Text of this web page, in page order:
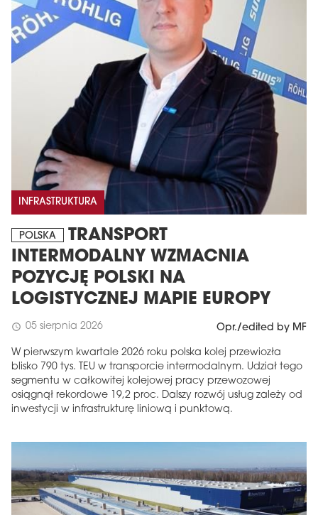
INFRASTRUKTURA
POLSKA
TRANSPORT
INTERMODALNY WZMACNIA
POZYCJĘ POLSKI NA
LOGISTYCZNEJ MAPIE EUROPY
schedule 05 sierpnia 2026 Opr./edited by MF
W pierwszym kwartale 2026 roku polska kolej przewiozła
blisko 790 tys. TEU w transporcie intermodalnym. Udział tego
segmentu w całkowitej kolejowej pracy przewozowej
osiągnął rekordowe 19,2 proc. Dalszy rozwój usług zależy od
inwestycji w infrastrukturę liniową i punktową.